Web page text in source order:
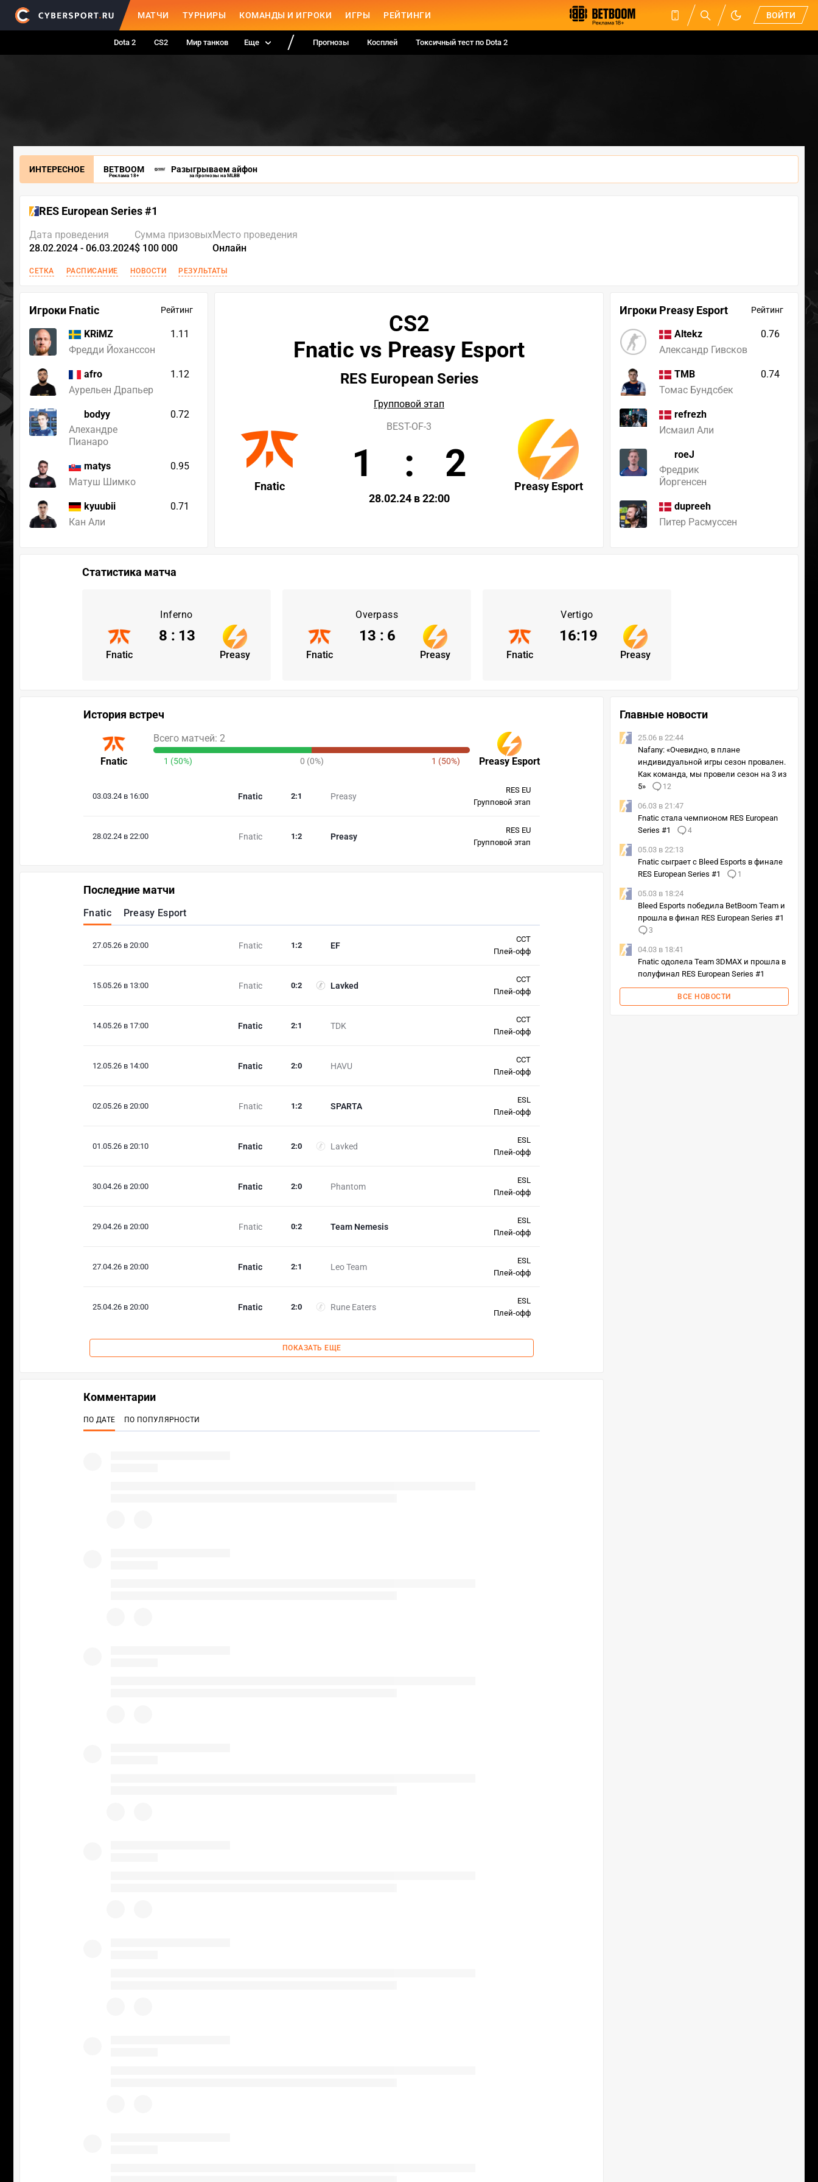
МАТЧИ ТУРНИРЫ КОМАНДЫ И ИГРОКИ ИГРЫ РЕЙТИНГИ ВОЙТИ
Dota 2 CS2 Мир танков Еще Прогнозы Косплей Токсичный тест по Dota 2
ИНТЕРЕСНОЕ BETBOOM
Реклама 18+
Разыгрываем айфон
за прогнозы на MLBB
RES European Series #1
Дата проведения
28.02.2024 - 06.03.2024
Сумма призовых
$ 100 000
Место проведения
Онлайн
СЕТКА РАСПИСАНИЕ НОВОСТИ РЕЗУЛЬТАТЫ
Игроки Fnatic Рейтинг
KRiMZ
Фредди Йоханссон
1.11
afro
Аурельен Драпьер
1.12
bodyy
Алехандре
Пианаро
0.72
matys
Матуш Шимко
0.95
kyuubii
Кан Али
0.71
Игроки Preasy Esport Рейтинг
Altekz
Александр Гивсков
0.76
TMB
Томас Бундсбек
0.74
refrezh
Исмаил Али
roeJ
Фредрик
Йоргенсен
dupreeh
Питер Расмуссен
CS2
Fnatic vs Preasy Esport
RES European Series
Групповой этап
Fnatic Preasy Esport
BEST-OF-3
1 : 2
28.02.24 в 22:00
Статистика матча
Inferno
Fnatic Preasy
8 : 13
Overpass
Fnatic Preasy
13 : 6
Vertigo
Fnatic Preasy
16:19
История встреч
Fnatic Preasy Esport
Всего матчей: 2
1 (50%) 0 (0%) 1 (50%)
03.03.24 в 16:00 Fnatic Preasy
2:1
RES EU
Групповой этап
28.02.24 в 22:00 Fnatic Preasy
1 :2
RES EU
Групповой этап
Последние матчи
Fnatic Preasy Esport
27.05.26 в 20:00 Fnatic EF
1 :2
CCT
Плей-офф
15.05.26 в 13:00 Fnatic Lavked
0:2
CCT
Плей-офф
14.05.26 в 17:00 Fnatic TDK
2:1
CCT
Плей-офф
12.05.26 в 14:00 Fnatic HAVU
2:0
CCT
Плей-офф
02.05.26 в 20:00 Fnatic SPARTA
1 :2
ESL
Плей-офф
01.05.26 в 20:10 Fnatic Lavked
2:0
ESL
Плей-офф
30.04.26 в 20:00 Fnatic Phantom
2:0
ESL
Плей-офф
29.04.26 в 20:00 Fnatic Team Nemesis
0:2
ESL
Плей-офф
27.04.26 в 20:00 Fnatic Leo Team
2:1
ESL
Плей-офф
25.04.26 в 20:00 Fnatic Rune Eaters
2:0
ESL
Плей-офф
ПОКАЗАТЬ ЕЩЕ
Главные новости
25.06 в 22:44
Nafany: «Очевидно, в плане
индивидуальной игры сезон провален.
Как команда, мы провели сезон на 3 из
5»
12
06.03 в 21:47
Fnatic стала чемпионом RES European
Series #1
4
05.03 в 22:13
Fnatic сыграет с Bleed Esports в финале
RES European Series #1
1
05.03 в 18:24
Bleed Esports победила BetBoom Team и
прошла в финал RES European Series #1
3
04.03 в 18:41
Fnatic одолела Team 3DMAX и прошла в
полуфинал RES European Series #1
ВСЕ НОВОСТИ
Комментарии
ПО ДАТЕ ПО ПОПУЛЯРНОСТИ